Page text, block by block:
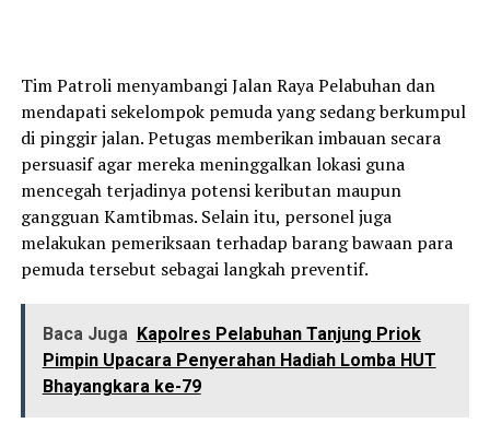
Tim Patroli menyambangi Jalan Raya Pelabuhan dan
mendapati sekelompok pemuda yang sedang berkumpul
di pinggir jalan. Petugas memberikan imbauan secara
persuasif agar mereka meninggalkan lokasi guna
mencegah terjadinya potensi keributan maupun
gangguan Kamtibmas. Selain itu, personel juga
melakukan pemeriksaan terhadap barang bawaan para
pemuda tersebut sebagai langkah preventif.
Baca Juga Kapolres Pelabuhan Tanjung Priok
Pimpin Upacara Penyerahan Hadiah Lomba HUT
Bhayangkara ke-79